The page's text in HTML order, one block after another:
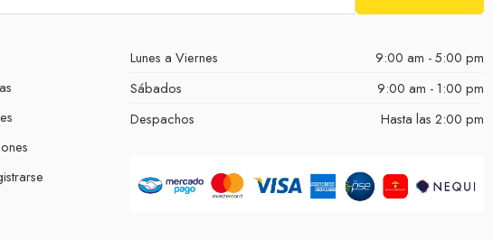
Lunes a Viernes
9:00 am - 5:00 pm
Sábados
9:00 am - 1:00 pm
Despachos
Hasta las 2:00 pm